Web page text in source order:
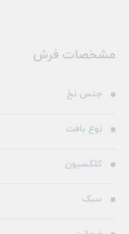
مشخصات فرش
جنس نخ
نوع بافت
کلکسیون
سبک